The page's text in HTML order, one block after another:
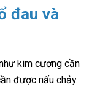
đau và
kim cương cần
được nấu chảy.